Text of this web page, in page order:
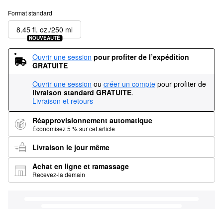
Format standard
8.45 fl. oz./250 ml
NOUVEAUTÉ
Ouvrir une session pour profiter de l’expédition
GRATUITE
Ouvrir une session ou créer un compte pour profiter de
livraison standard GRATUITE.
Livraison et retours
Réapprovisionnement automatique
Économisez 5 % sur cet article
Livraison le jour même
Achat en ligne et ramassage
Recevez-la demain